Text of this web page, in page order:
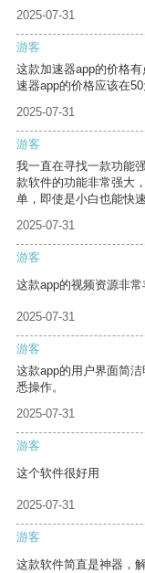
2025-07-31
游客
这款加速器app的价格
速器app的价格应该在50
2025-07-31
游客
我一直在寻找一款功能
款软件的功能非常强大
单，即使是小白也能快速
2025-07-31
游客
这款app的视频资源非常
2025-07-31
游客
这款app的用户界面简
悉操作。
2025-07-31
游客
这个软件很好用
2025-07-31
游客
这款软件简直是神器，